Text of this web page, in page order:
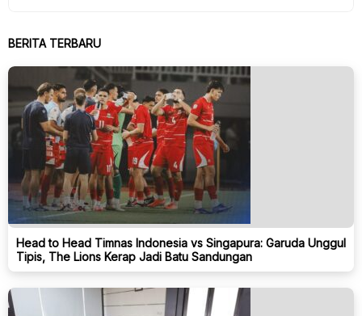
BERITA TERBARU
Head to Head Timnas Indonesia vs Singapura: Garuda Unggul
Tipis, The Lions Kerap Jadi Batu Sandungan